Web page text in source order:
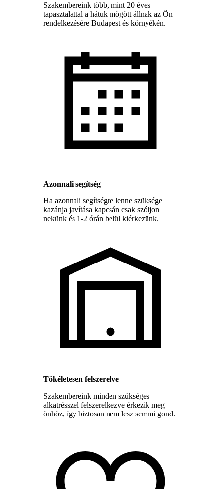
Szakembereink több, mint 20 éves
tapasztalattal a hátuk mögött állnak az Ön
rendelkezésére Budapest és környékén.
Azonnali segítség
Ha azonnali segítségre lenne szüksége
kazánja javítása kapcsán csak szóljon
nekünk és 1-2 órán belül kiérkezünk.
Tökéletesen felszerelve
Szakembereink minden szükséges
alkatrésszel felszerelkezve érkezik meg
önhöz, így biztosan nem lesz semmi gond.